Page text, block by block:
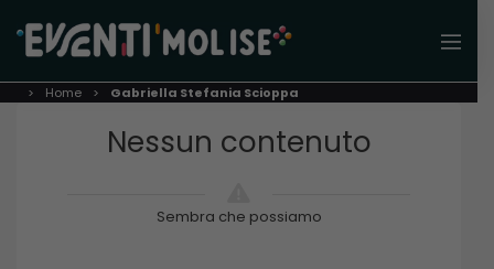
Home Gabriella Stefania Scioppa
Nessun contenuto
Sembra che possiamo